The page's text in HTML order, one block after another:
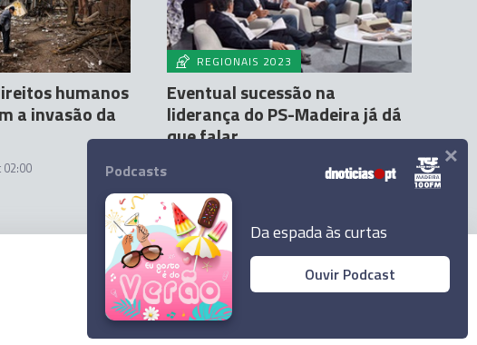
humanos
a invasão da
02:00
REGIONAIS 2023
Eventual sucessão na
liderança do PS-Madeira já dá
que falar
24 Set 21:50
© 2023 Empresa Diário de Notícias, Lda.
Podcasts
Da espada às curtas
Ouvir Podcast
×